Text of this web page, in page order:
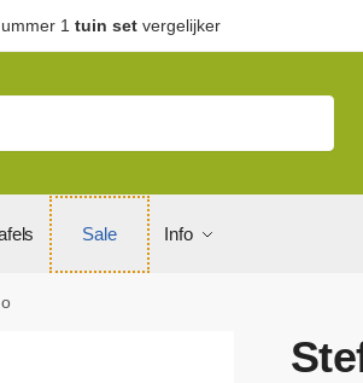
1 tuin set vergelijker
Sale Info